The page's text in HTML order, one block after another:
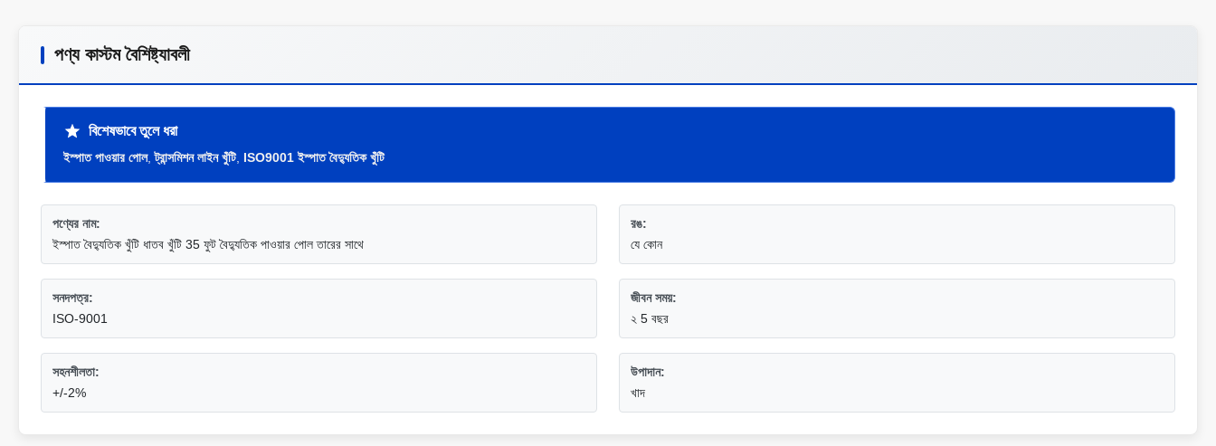
পণ্য কাস্টম বৈশিষ্ট্যাবলী
বিশেষভাবে তুলে ধরা
ইস্পাত পাওয়ার পোল,ট্রান্সমিশন লাইন খুঁটি, ISO9001 ইস্পাত বৈদ্যুতিক খুঁটি
পণ্যের নাম:
ইস্পাত বৈদ্যুতিক খুঁটি ধাতব খুঁটি 35 ফুট বৈদ্যুতিক পাওয়ার পোল তারের সাথে
রঙ:
যে কোন
সনদপত্র:
ISO-9001
জীবন সময়:
২ 5 বছর
সহনশীলতা:
+/-2%
উপাদান:
খাদ